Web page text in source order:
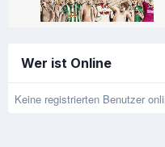
Wer ist Online
Keine registrierten Benutzer